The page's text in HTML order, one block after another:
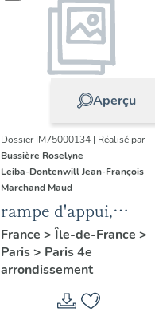
Aperçu
Dossier IM75000134 | Réalisé par
Bussière Roselyne -
Leiba-Dontenwill Jean-François -
Marchand Maud
rampe d'appui,
escalier de la maison
à porte cochère dite
hôtel Charpentier
(non étudié)
France > Île-de-France >
Paris> Paris 4e
arrondissement